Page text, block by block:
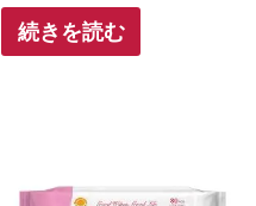
続きを読む